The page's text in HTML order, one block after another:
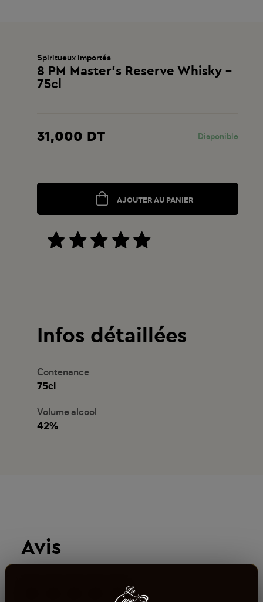
Spiritueux importés
8 PM Master's Reserve Whisky -
75cl
31,000 DT Disponible
AJOUTER AU PANIER
Infos détaillées
Contenance
75cl
Volume alcool
42%
Avis